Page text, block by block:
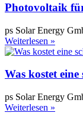
Photovoltaik
ps Solar Energy
Weiterlesen »
Was kostet
ps Solar Energy
Weiterlesen »